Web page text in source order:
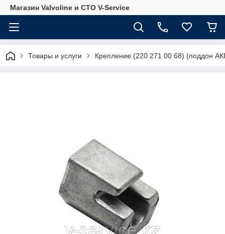
Магазин Valvoline и СТО V-Service
Товары и услуги Крепление (220 271 00 68) (поддон